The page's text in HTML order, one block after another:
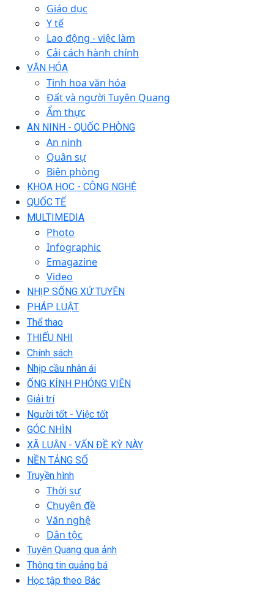
Giáo dục
Y tế
Lao động - việc làm
Cải cách hành chính
VĂN HÓA
Tinh hoa văn hóa
Đất và người Tuyên Quang
Ẩm thực
AN NINH - QUỐC PHÒNG
An ninh
Quân sự
Biên phòng
KHOA HỌC - CÔNG NGHỆ
QUỐC TẾ
MULTIMEDIA
Photo
Infographic
Emagazine
Video
NHỊP SỐNG XỨ TUYÊN
PHÁP LUẬT
Thể thao
THIẾU NHI
Chính sách
Nhịp cầu nhân ái
ỐNG KÍNH PHÓNG VIÊN
Giải trí
Người tốt - Việc tốt
GÓC NHÌN
XÃ LUẬN - VẤN ĐỀ KỲ NÀY
NỀN TẢNG SỐ
Truyền hình
Thời sự
Chuyên đề
Văn nghệ
Dân tộc
Tuyên Quang qua ảnh
Thông tin quảng bá
Học tập theo Bác